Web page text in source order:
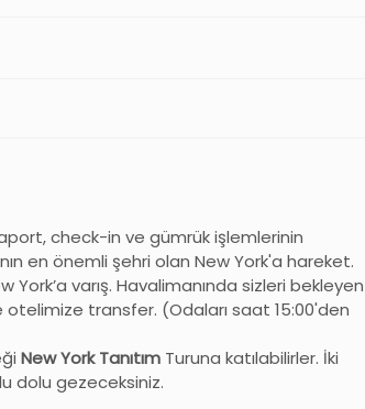
check-in ve gümrük işlemlerinin
en önemli şehri olan New York'a hareket.
York’a varış. Havalimanında sizleri bekleyen
otelimize transfer. (Odaları saat 15:00'den
New York Tanıtım Turuna katılabilirler. İki
dolu gezeceksiniz.